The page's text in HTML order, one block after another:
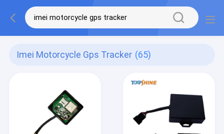
Imei Motorcycle Gps Tracker (65)